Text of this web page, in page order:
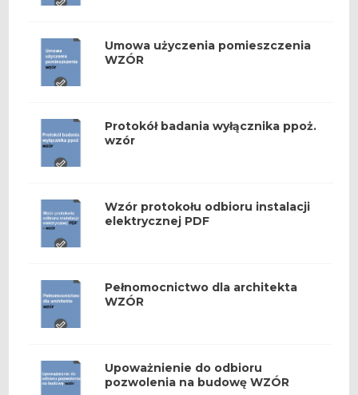
Umowa użyczenia pomieszczenia
WZÓR
Protokół badania wyłącznika ppoż.
wzór
Wzór protokołu odbioru instalacji
elektrycznej PDF
Pełnomocnictwo dla architekta
WZÓR
Upoważnienie do odbioru
pozwolenia na budowę WZÓR